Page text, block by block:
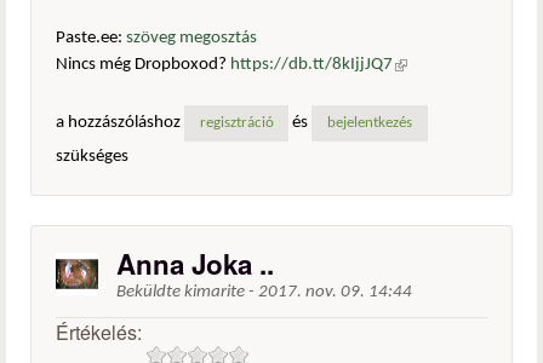
Paste.ee: szöveg megosztás
Nincs még Dropboxod? https://db.tt/8kIjjJQ7 (külső
a hozzászóláshoz
regisztráció és bejelentkezés
szükséges
Anna Joka ..
Beküldte kimarite - 2017. nov. 09. 14:44
Értékelés: